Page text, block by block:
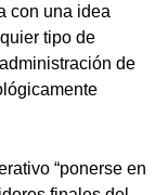
con una idea
tipo de
de
“ponerse en